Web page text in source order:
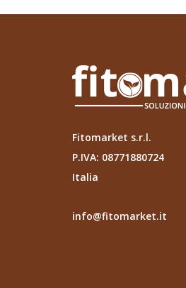
Fitomarket s.r.l.
P.IVA: 08771880724
Italia
info@fitomarket.it